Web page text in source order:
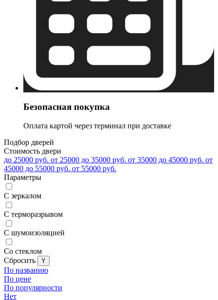
Безопасная покупка
Оплата картой через терминал при доставке
Подбор дверей
Стоимость двери
до 25000 руб. от 25000 до 35000 руб. от 35000 до 45000 руб. от
45000 до 55000 руб. от 55000 руб.
Параметры
С зеркалом
С терморазрывом
С шумоизоляцией
Со стеклом
Cбросить
По названию
По цене
По популярности
Нет